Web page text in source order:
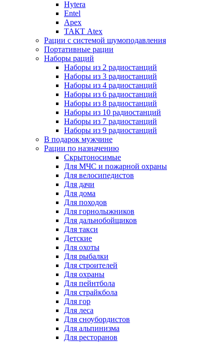
Hytera
Entel
Apex
ТАКТ Atex
Рации с системой шумоподавления
Портативные рации
Наборы раций
Наборы из 2 радиостанций
Наборы из 3 радиостанций
Наборы из 4 радиостанций
Наборы из 6 радиостанций
Наборы из 8 радиостанций
Наборы из 10 радиостанций
Наборы из 7 радиостанций
Наборы из 9 радиостанций
В подарок мужчине
Рации по назначению
Скрытоносимые
Для МЧС и пожарной охраны
Для велосипедистов
Для дачи
Для дома
Для походов
Для горнолыжников
Для дальнобойщиков
Для такси
Детские
Для охоты
Для рыбалки
Для строителей
Для охраны
Для пейнтбола
Для страйкбола
Для гор
Для леса
Для сноубордистов
Для альпинизма
Для ресторанов